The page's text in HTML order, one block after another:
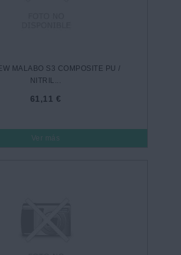
MALABO S3 COMPOSITE PU /
NITRIL...
61,11 €
Ver más